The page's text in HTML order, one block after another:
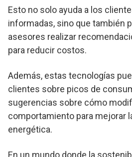
Esto no solo ayuda a los
informadas, sino que también
asesores realizar
para reducir costos.
Además, estas tecnologías
clientes sobre picos de
sugerencias sobre cómo
comportamiento para mejorar
energética.
En un mundo donde la